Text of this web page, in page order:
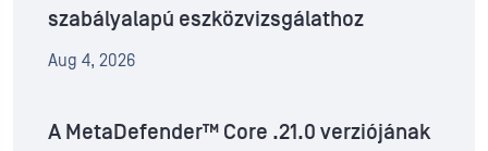
szabályalapú eszközvizsgálathoz
Aug 4, 2026
A MetaDefender™ Core .21.0 verziójának